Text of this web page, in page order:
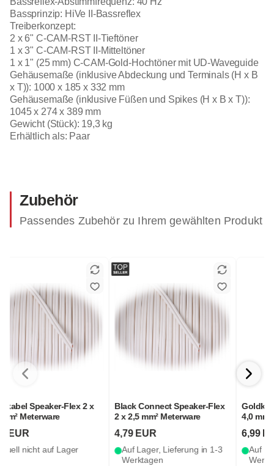
Bassprinzip: HiVe II-Bassreflex
Treiberkonzept:
2 x 6" C-CAM-RST II-Tieftöner
1 x 3" C-CAM-RST II-Mitteltöner
1 x 1" (25 mm) C-CAM-Gold-Hochtöner mit UD-Waveguide
Gehäusemaße (inklusive Abdeckung und Terminals (H x B
x T)): 1000 x 185 x 332 mm
Gehäusemaße (inklusive Füßen und Spikes (H x B x T)):
1045 x 274 x 389 mm
Gewicht (Stück): 19,3 kg
Erhältlich als: Paar
Zubehör
Passendes Zubehör zu Ihrem gewählten Produkt
Black Connect Speaker-Flex
2 x 2,5 mm² Meterware
4,79 EUR
Auf Lager, Lieferung in 1-3
Goldkabel Speaker-Flex 2 x
4,0 mm² Meterware
6,99 EUR
Auf Lager, Lieferung in 1-3
Werktagen